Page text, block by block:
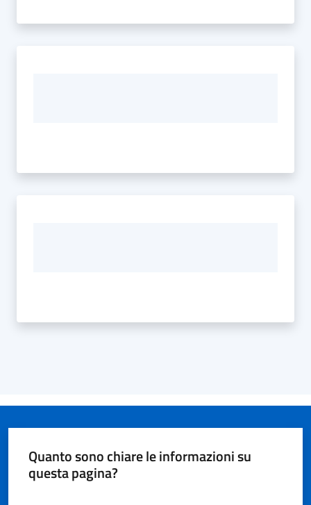
Quanto sono chiare le informazioni su
questa pagina?